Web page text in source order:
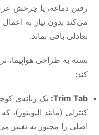
رفتن دماغه، یا چرخش
می‌کند بدون نیاز به
تعادلی باقی بماند.
بسته به طراحی هواپیما،
کند:
Trim Tab: یک زبانه‌ی
کنترلی (مانند الیویتور)،
اصلی را مجبور به تغییر